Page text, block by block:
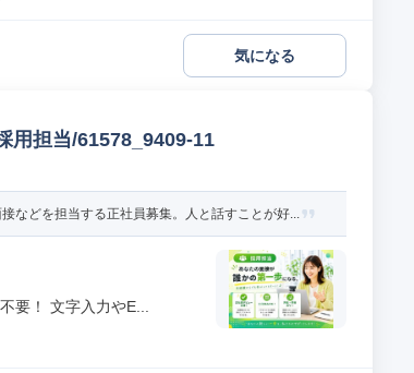
気になる
用担当/61578_9409-11
などを担当する正社員募集。人と話すことが好...
要！ 文字入力やE...